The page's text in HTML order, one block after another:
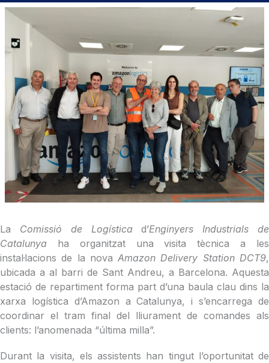
La Comissió de Logísticad’Enginyers Industrials de
Catalunya ha organitzat una visita tècnica a les
instal·lacions de la novaAmazon Delivery Station DCT9,
ubicada a al barri de Sant Andreu, a Barcelona. Aquesta
estació de repartiment forma part d’una baula clau dins la
xarxa logística d’Amazon a Catalunya, i s’encarrega de
coordinar el tram final del lliurament de comandes als
clients: l’anomenada “última milla”.
Durant la visita, els assistents han tingut l’oportunitat de